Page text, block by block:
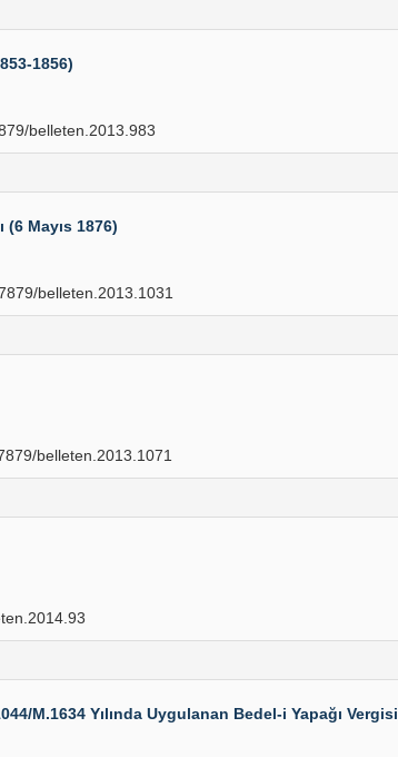
1856)
belleten.2013.983
Mayıs 1876)
belleten.2013.1031
belleten.2013.1071
M.1634 Yılında Uygulanan Bedel-i Yapağı Vergisi